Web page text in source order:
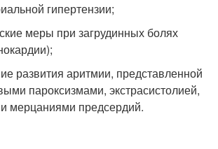
гипертензии;
меры при загрудинных болях
развития аритмии, представленной
пароксизмами, экстрасистолией,
мерцаниями предсердий.